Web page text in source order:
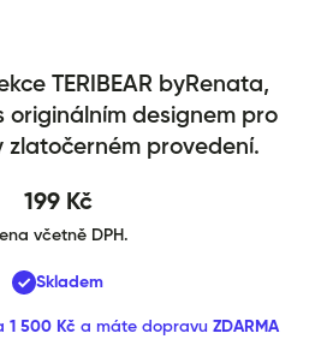
náramek
TERIBEAR byRenata,
originálním designem pro
zlatočerném provedení.
199 Kč
včetně DPH.
Skladem
1 500 Kč a máte dopravu ZDARMA